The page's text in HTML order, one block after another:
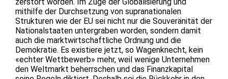
mithilfe der Durchsetzung von supranationalen
Strukturen wie der EU sei nicht nur die Souveränität der
Nationalstaaten untergraben worden, sondern damit
auch die marktwirtschaftliche Ordnung und die
Demokratie. Es existiere jetzt, so Wagenknecht, kein
«echter Wettbewerb» mehr, weil wenige Unternehmen
den Weltmarkt beherrschen und das Finanzkapital